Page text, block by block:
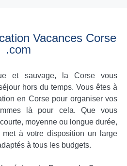
Vacances Corse
.com
et sauvage, la Corse vous
hors du temps. Vous êtes à
en Corse pour organiser vos
là pour cela. Que vous
moyenne ou longue durée,
met à votre disposition un large
à tous les budgets.